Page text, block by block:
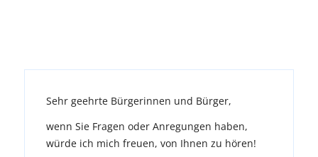
Sehr geehrte Bürgerinnen und Bürger,
wenn Sie Fragen oder Anregungen haben,
würde ich mich freuen, von Ihnen zu hören!